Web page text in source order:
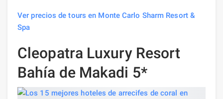
Ver precios de tours en Monte Carlo Sharm Resort &
Spa
Cleopatra Luxury Resort
Bahía de Makadi 5*